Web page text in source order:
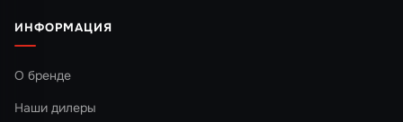
ИНФОРМАЦИЯ
О бренде
Наши дилеры